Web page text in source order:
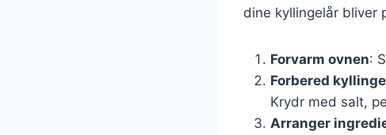
dine kyllingelår bliver
Forvarm ovnen:
Forbered
Krydr med salt,
Arranger